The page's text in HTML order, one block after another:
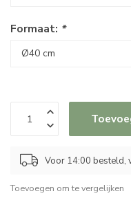
Formaat: *
Voor 14:00 besteld,
Toevoegen om te vergelijken